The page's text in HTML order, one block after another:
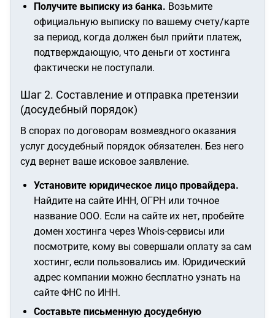
Получите выписку из банка. Возьмите
официальную выписку по вашему счету/карте
за период, когда должен был прийти платеж,
подтверждающую, что деньги от хостинга
фактически не поступали.
Шаг 2. Составление и отправка претензии
(досудебный порядок)
В спорах по договорам возмездного оказания
услуг досудебный порядок обязателен. Без него
суд вернет ваше исковое заявление.
Установите юридическое лицо провайдера.
Найдите на сайте ИНН, ОГРН или точное
название ООО. Если на сайте их нет, пробейте
домен хостинга через Whois-сервисы или
посмотрите, кому вы совершали оплату за сам
хостинг, если пользовались им. Юридический
адрес компании можно бесплатно узнать на
сайте ФНС по ИНН.
Составьте письменную досудебную